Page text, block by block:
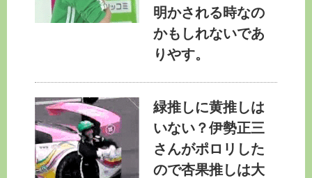
明かされる時なの
かもしれないであ
りやす。
緑推しに黄推しは
いない？伊勢正三
さんがポロリした
ので杏果推しは大